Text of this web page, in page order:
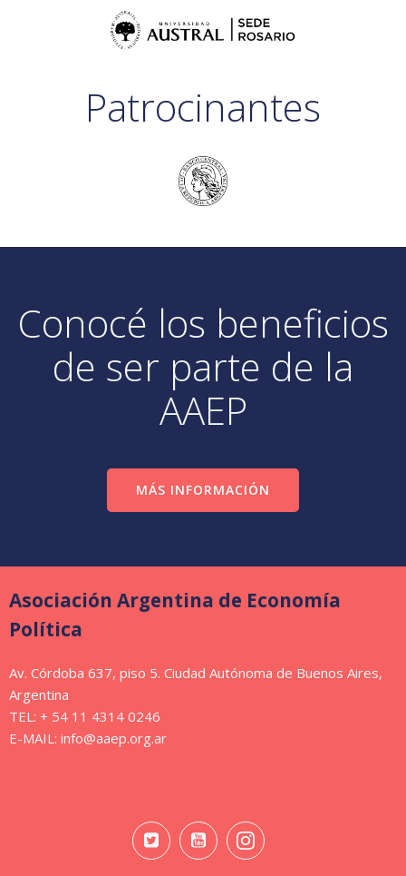
Patrocinantes
Conocé los beneficios
de ser parte de la
AAEP
MÁS INFORMACIÓN
Asociación Argentina de Economía
Política
Av. Córdoba 637, piso 5. Ciudad Autónoma de Buenos Aires,
Argentina
TEL: + 54 11 4314 0246
E-MAIL: info@aaep.org.ar